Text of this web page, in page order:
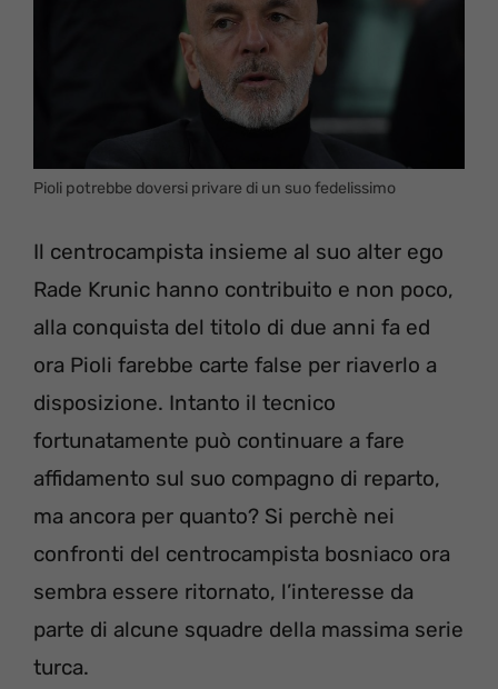
Pioli potrebbe doversi privare di un suo fedelissimo
Il centrocampista insieme al suo alter ego
Rade Krunic hanno contribuito e non poco,
alla conquista del titolo di due anni fa ed
ora Pioli farebbe carte false per riaverlo a
disposizione. Intanto il tecnico
fortunatamente può continuare a fare
affidamento sul suo compagno di reparto,
ma ancora per quanto? Si perchè nei
confronti del centrocampista bosniaco ora
sembra essere ritornato, l’interesse da
parte di alcune squadre della massima serie
turca.